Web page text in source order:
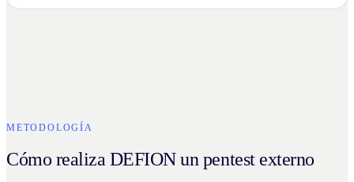
METODOLOGÍA
Cómo realiza DEFION un pentest externo